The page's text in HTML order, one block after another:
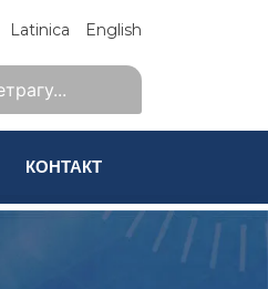
Latinica English
КОНТАКТ